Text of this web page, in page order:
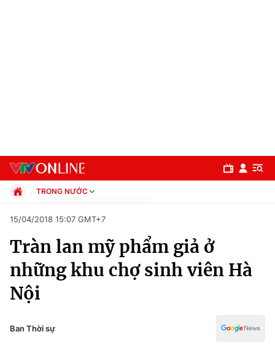
Chuyên mục
Chính trị
TRONG NƯỚC
Xã hội
Pháp luật
Thể thao
Đời sống
15/04/2018 15:07 GMT+7
Tràn lan mỹ phẩm giả ở
những khu chợ sinh viên Hà
Nội
Ban Thời sự